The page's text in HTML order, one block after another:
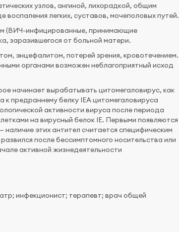
узлов, ангиной, лихорадкой, общим
легких, суставов, мочеполовых путей.
(ВИЧ-инфицированные, принимающие
заразившегося от больной матери.
энцефалитом, потерей зрения, кровотечением.
органами возможен неблагоприятный исход
начинает вырабатывать цитомегаловирус, как
к предраннему белку IEA цитомегаловируса
активности вируса после периода
на вирусный белок IE. Первыми появляются
этих антител считается специфическим
после бессимптомного носительства или
активной жизнедеятельности
инфекционист; терапевт; врач общей